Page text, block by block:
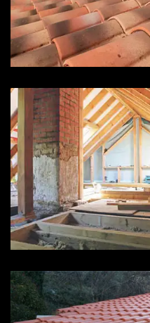
Devis
Savoie
Isolation de